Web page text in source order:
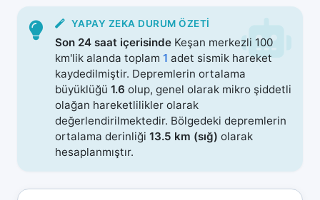
YAPAY ZEKA DURUM ÖZETI
Son 24 saat içerisinde Keşan merkezli 100
km'lik alanda toplam 1 adet sismik hareket
kaydedilmiştir. Depremlerin ortalama
büyüklüğü 1.6 olup, genel olarak mikro şiddetli
olağan hareketlilikler olarak
değerlendirilmektedir. Bölgedeki depremlerin
ortalama derinliği 13.5 km (sığ) olarak
hesaplanmıştır.